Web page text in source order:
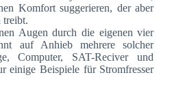
Komfort suggerieren, der aber
treibt.
Augen durch die eigenen vier
auf Anhieb mehrere solcher
Computer, SAT-Reciver und
einige Beispiele für Stromfresser